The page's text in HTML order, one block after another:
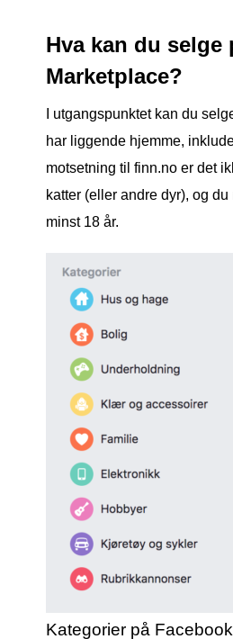
Hva kan du selge
Marketplace?
I utgangspunktet kan du
har liggende hjemme,
motsetning til finn.no er det
katter (eller andre dyr), og
minst 18 år.
Kategorier på Facebook